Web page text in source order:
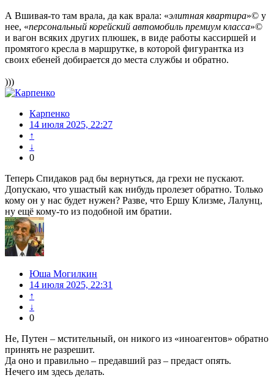
А Вшивая-то там врала, да как врала: «элитная квартира»© у
нее, «персональный корейский автомобиль премиум класса»©
и вагон всяких других плюшек, в виде работы кассиршей и
промятого кресла в маршрутке, в которой фигурантка из
своих ебеней добирается до места службы и обратно.
)))
Карпенко
14 июля 2025, 22:27
↑
↓
0
Теперь Спидаков рад бы вернуться, да грехи не пускают.
Допускаю, что ушастый как нибудь пролезет обратно. Только
кому он у нас будет нужен? Разве, что Ершу Клизме, Лалунц,
ну ещё кому-то из подобной им братии.
Юша Могилкин
14 июля 2025, 22:31
↑
↓
0
Не, Путен – мстительный, он никого из «иноагентов» обратно
принять не разрешит.
Да оно и правильно – предавший раз – предаст опять.
Нечего им здесь делать.